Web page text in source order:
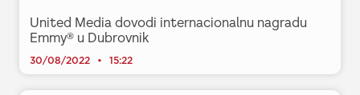
United Media dovodi internacionalnu nagradu
Emmy® u Dubrovnik
30/08/2022 15:22